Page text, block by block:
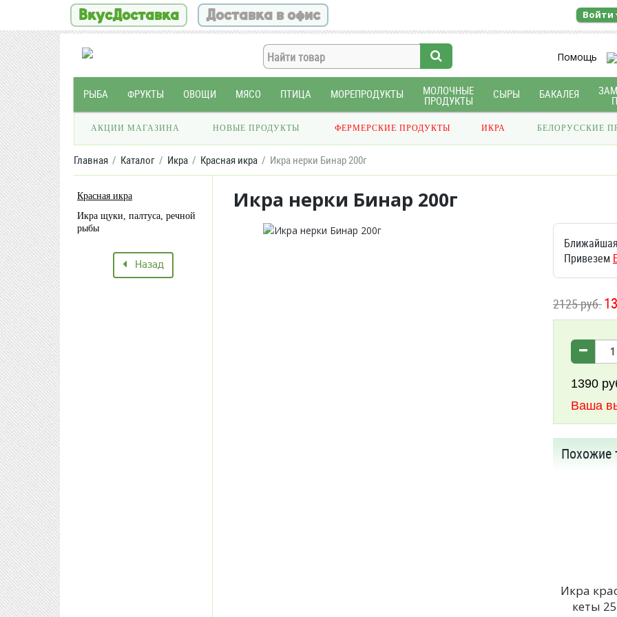
ВкусДоставка Доставка в офис Войти
Помощь
РЫБА ФРУКТЫ ОВОЩИ МЯСО ПТИЦА МОРЕПРОДУКТЫ МОЛОЧНЫЕ
ПРОДУКТЫ
СЫРЫ БАКАЛЕЯ
АКЦИИ МАГАЗИНА НОВЫЕ ПРОДУКТЫ ФЕРМЕРСКИЕ ПРОДУКТЫ ИКРА БЕЛОРУССКИЕ
Главная Каталог Икра Красная икра Икра нерки Бинар 200г
Красная икра
Икра щуки, палтуса, речной
рыбы
Назад
Икра нерки Бинар 200г
Привезем
2125 руб.
1390
Ваша
Похожие
Икра
кеты